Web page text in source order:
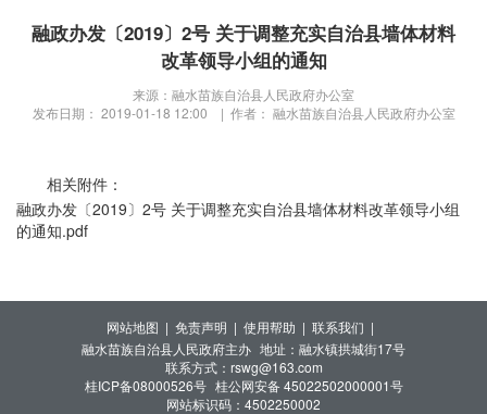
融政办发〔2019〕2号 关于调整充实自治县墙体材料
改革领导小组的通知
来源：融水苗族自治县人民政府办公室
发布日期： 2019-01-18 12:00 | 作者： 融水苗族自治县人民政府办公室
相关附件：
融政办发〔2019〕2号 关于调整充实自治县墙体材料改革领导小组
的通知.pdf
网站地图 | 免责声明 | 使用帮助 | 联系我们 |
融水苗族自治县人民政府主办 地址：融水镇拱城街17号
联系方式：rswg@163.com
桂ICP备08000526号 桂公网安备 45022502000001号
网站标识码：4502250002